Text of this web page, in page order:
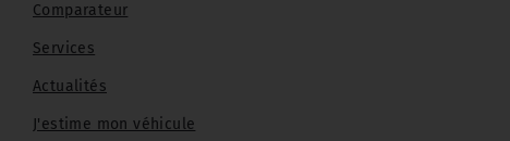
Comparateur
Services
Actualités
J'estime mon véhicule